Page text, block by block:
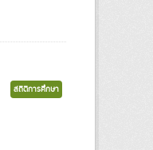
สถิติการศึกษา